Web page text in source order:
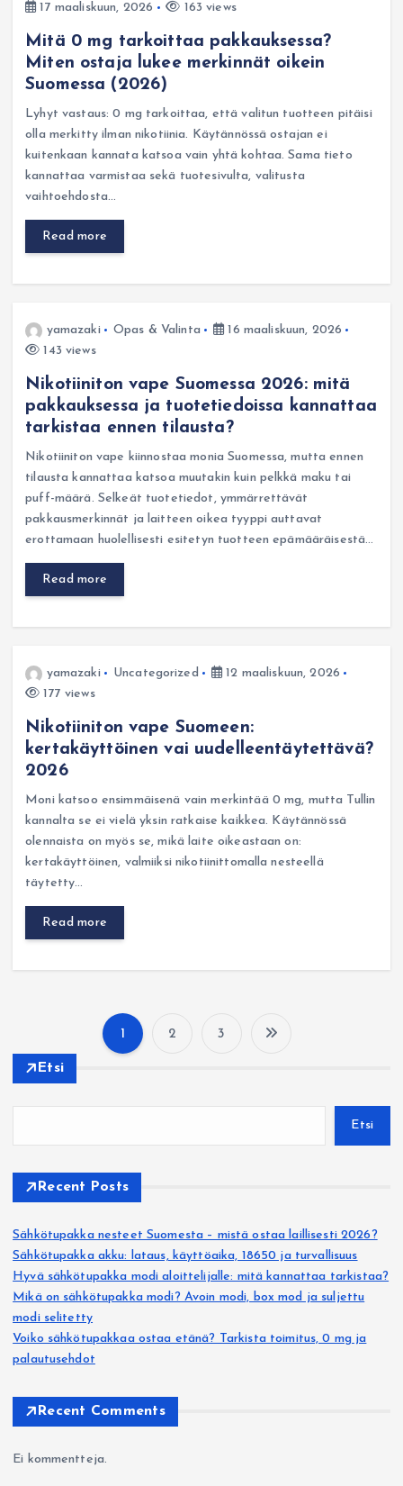
17 maaliskuun, 2026 163 views
Mitä 0 mg tarkoittaa pakkauksessa?
Miten ostaja lukee merkinnät oikein
Suomessa (2026)
Lyhyt vastaus: 0 mg tarkoittaa, että valitun tuotteen pitäisi
olla merkitty ilman nikotiinia. Käytännössä ostajan ei
kuitenkaan kannata katsoa vain yhtä kohtaa. Sama tieto
kannattaa varmistaa sekä tuotesivulta, valitusta
vaihtoehdosta…
Read more
yamazaki Opas & Valinta
16 maaliskuun, 2026
143 views
Nikotiiniton vape Suomessa 2026: mitä
pakkauksessa ja tuotetiedoissa kannattaa
tarkistaa ennen tilausta?
Nikotiiniton vape kiinnostaa monia Suomessa, mutta ennen
tilausta kannattaa katsoa muutakin kuin pelkkä maku tai
puff-määrä. Selkeät tuotetiedot, ymmärrettävät
pakkausmerkinnät ja laitteen oikea tyyppi auttavat
erottamaan huolellisesti esitetyn tuotteen epämääräisestä…
Read more
yamazaki Uncategorized
12 maaliskuun, 2026
177 views
Nikotiiniton vape Suomeen:
kertakäyttöinen vai uudelleentäytettävä?
2026
Moni katsoo ensimmäisenä vain merkintää 0 mg, mutta Tullin
kannalta se ei vielä yksin ratkaise kaikkea. Käytännössä
olennaista on myös se, mikä laite oikeastaan on:
kertakäyttöinen, valmiiksi nikotiinittomalla nesteellä
täytetty…
Read more
r
t
k
k
1 2 3
Etsi
Etsi
Recent Posts
Sähkötupakka nesteet Suomesta – mistä ostaa laillisesti 2026?
Sähkötupakka akku: lataus, käyttöaika, 18650 ja turvallisuus
Hyvä sähkötupakka modi aloittelijalle: mitä kannattaa tarkistaa?
Mikä on sähkötupakka modi? Avoin modi, box mod ja suljettu
modi selitetty
Voiko sähkötupakkaa ostaa etänä? Tarkista toimitus, 0 mg ja
palautusehdot
Recent Comments
Ei kommentteja.